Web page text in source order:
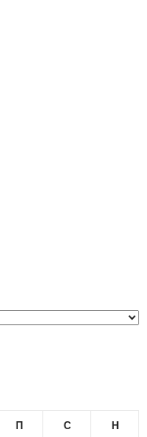
П С Н